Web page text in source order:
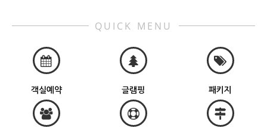
QUICK MENU
객실예약 글램핑 패키지